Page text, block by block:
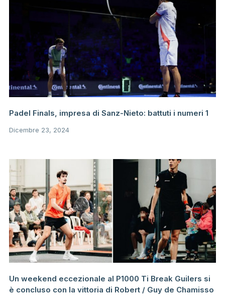
Padel Finals, impresa di Sanz-Nieto: battuti i numeri 1
Dicembre 23, 2024
Un weekend eccezionale al P1000 Ti Break Guilers si
è concluso con la vittoria di Robert / Guy de Chamisso